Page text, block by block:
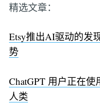
精选文章：
Etsy推出AI驱动的发
势
ChatGPT 用户正在
人类